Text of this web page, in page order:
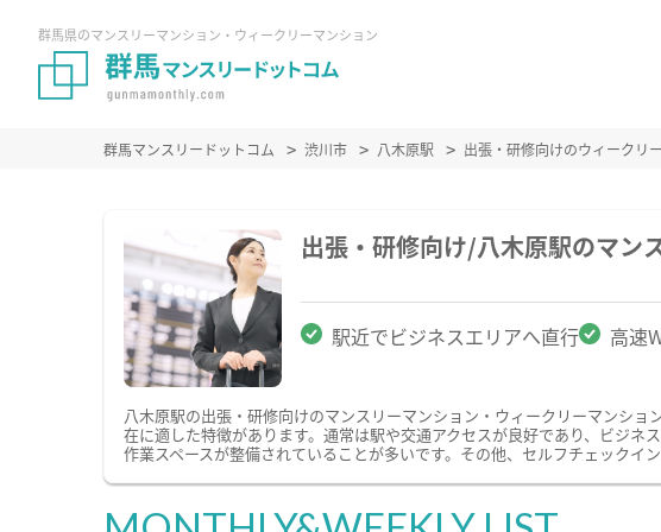
群馬県のマンスリーマンション・ウィークリーマンション
群馬マンスリードットコム 渋川市 八木原駅 出張・研修向けのウィークリ
出張・研修向け/八木原駅のマン
駅近でビジネスエリアへ直行 高速
八木原駅の出張・研修向けのマンスリーマンション・ウィークリーマンシ
在に適した特徴があります。通常は駅や交通アクセスが良好であり、ビジ
作業スペースが整備されていることが多いです。その他、セルフチェックイ